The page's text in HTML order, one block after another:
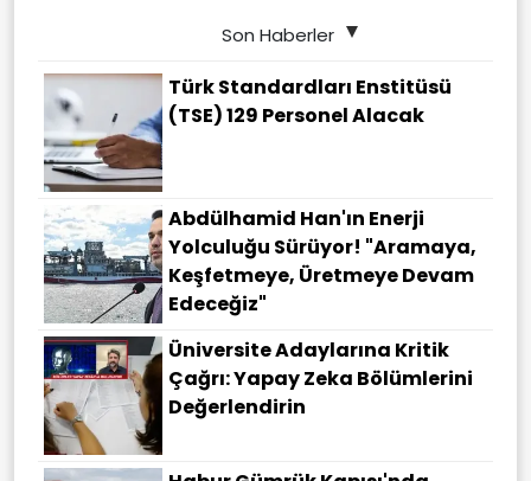
Son Haberler
Türk Standardları Enstitüsü
(TSE) 129 Personel Alacak
Abdülhamid Han'ın Enerji
Yolculuğu Sürüyor! "Aramaya,
Keşfetmeye, Üretmeye Devam
Edeceğiz"
Üniversite Adaylarına Kritik
Çağrı: Yapay Zeka Bölümlerini
Değerlendirin